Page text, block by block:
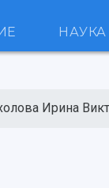
НАУКА
Ирина